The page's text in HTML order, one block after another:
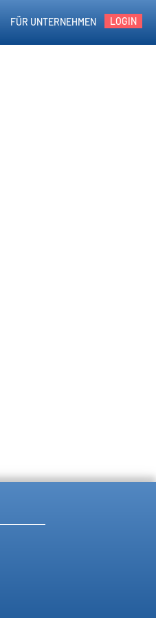
LOGIN
FÜR UNTERNEHMEN